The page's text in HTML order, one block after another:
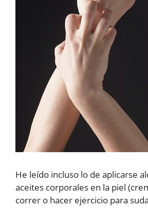
He leído incluso lo de aplicarse
aceites corporales en la piel
correr o hacer ejercicio para